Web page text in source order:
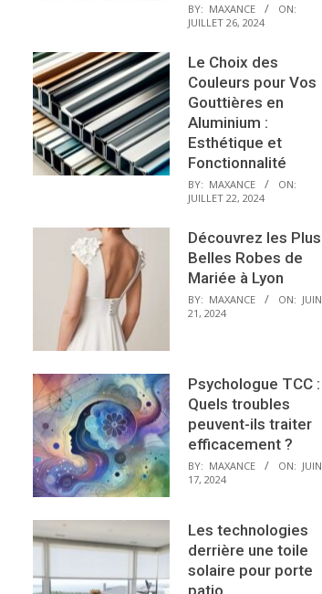
BY: MAXANCE
ON:
JUILLET 26, 2024
Le Choix des
Couleurs pour Vos
Gouttières en
Aluminium :
Esthétique et
Fonctionnalité
BY: MAXANCE
ON:
JUILLET 22, 2024
Découvrez les Plus
Belles Robes de
Mariée à Lyon
BY: MAXANCE ON: JUIN
21, 2024
Psychologue TCC :
Quels troubles
peuvent-ils traiter
efficacement ?
BY: MAXANCE ON: JUIN
17, 2024
Les technologies
derrière une toile
solaire pour porte
patio